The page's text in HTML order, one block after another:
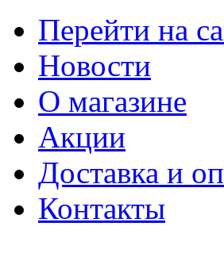
Перейти на
Новости
О магазине
Акции
Доставка и
Контакты